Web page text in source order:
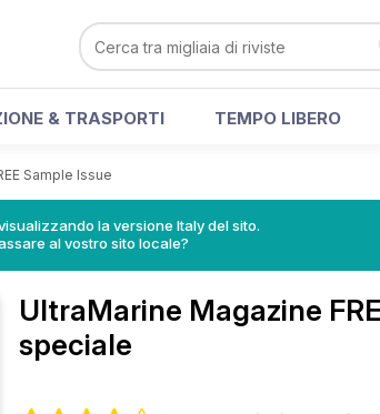
& TRASPORTI TEMPO LIBERO
Sample Issue
la versione Italy del sito.
al vostro sito locale?
UltraMarine Magazine
speciale